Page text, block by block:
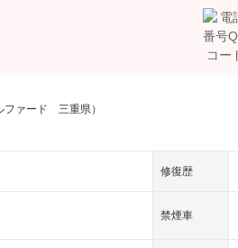
ファード 三重県）
修復歴
禁煙車